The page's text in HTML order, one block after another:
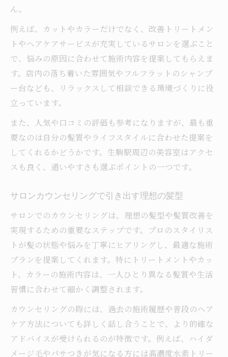
ん。
例えば、カットやカラーだけでなく、改善トリートメン
トやヘアケアサービスが充実しているサロンを選ぶこと
で、悩みの原因に合わせて施術内容を提案してもらえま
す。店内の落ち着いた雰囲気やフルフラットのシャンプ
ー台なども、リラックスして相談できる環境づくりに役
立っています。
また、人気や口コミの評価も参考になりますが、最も重
要なのは自分の髪質やライフスタイルに合わせた提案を
してくれるかどうかです。生駒駅周辺の美容室はアクセ
スも良く、通いやすさも選ぶポイントの一つです。
サロンカウンセリングで引き出す理想の髪型
サロンでのカウンセリングは、理想の髪型や髪質改善を
実現するための重要なステップです。プロのスタイリス
トが髪の状態や悩みを丁寧にヒアリングし、最適な施術
プランを提案してくれます。特にトリートメントやカッ
ト、カラーの施術内容は、一人ひとり異なる髪質や生活
習慣に合わせて細かく調整されます。
カウンセリングの際には、過去の施術履歴や普段のヘア
ケア方法についても詳しく話し合うことで、より的確な
アドバイスが受けられるのが特徴です。例えば、ハイダ
メージ毛やパサつきが気になる方には高濃度水素トリー